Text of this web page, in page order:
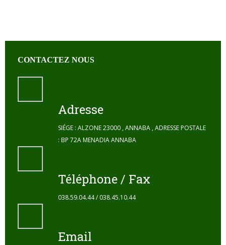
CONTACTEZ NOUS
Adresse
SIÉGE : ALZONE 23000 , ANNABA , ADRESSE POSTALE
: BP 72A MENADIA ANNABA
Téléphone / Fax
038.59.04.44 / 038.45.10.44
Email